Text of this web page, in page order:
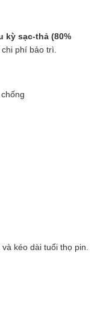
kỳ sạc-thả (80%
phí bảo trì.
kéo dài tuổi thọ pin.